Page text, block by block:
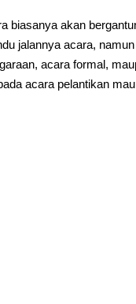
biasanya akan
jalannya acara,
acara formal,
acara pelantikan